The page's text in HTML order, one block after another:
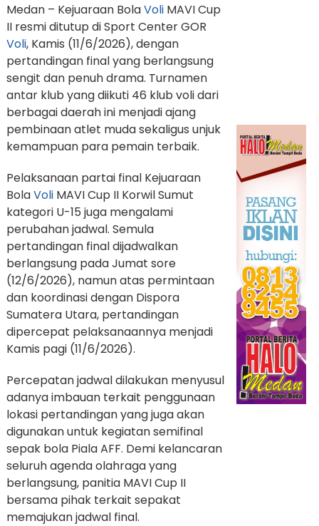
Medan – Kejuaraan BolaVoliMAVI Cup
II resmi ditutup di Sport Center GOR
Voli, Kamis (11/6/2026), dengan
pertandingan final yang berlangsung
sengit dan penuh drama. Turnamen
antar klub yang diikuti 46 klub voli dari
berbagai daerah ini menjadi ajang
pembinaan atlet muda sekaligus unjuk
kemampuan para pemain terbaik.
Pelaksanaan partai final Kejuaraan
BolaVoliMAVI Cup II Korwil Sumut
kategori U-15 juga mengalami
perubahan jadwal. Semula
pertandingan final dijadwalkan
berlangsung pada Jumat sore
(12/6/2026), namun atas permintaan
dan koordinasi dengan Dispora
Sumatera Utara, pertandingan
dipercepat pelaksanaannya menjadi
Kamis pagi (11/6/2026).
Percepatan jadwal dilakukan menyusul
adanya imbauan terkait penggunaan
lokasi pertandingan yang juga akan
digunakan untuk kegiatan semifinal
sepak bola Piala AFF. Demi kelancaran
seluruh agenda olahraga yang
berlangsung, panitia MAVI Cup II
bersama pihak terkait sepakat
memajukan jadwal final.